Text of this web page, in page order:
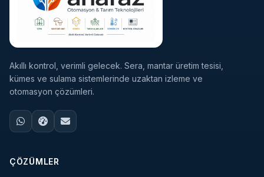
Akıllı kontrol, verimli gelecek. Sera, mantar üretim tesisi,
kümes ve sulama sistemlerinde uzaktan izleme ve
otomasyon çözümleri.
ÇÖZÜMLER